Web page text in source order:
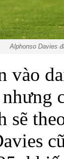
Alphonso Davies
vào
sẽ